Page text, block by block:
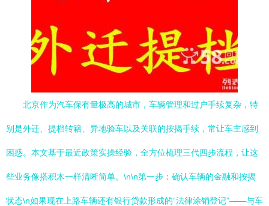
北京作为汽车保有量极高的城市，车辆管理和过户手续复杂，特
别是外迁、提档转籍、异地验车以及关联的按揭手续，常让车主感到
困惑。本文基于最近政策实操经验，全方位梳理三代四步流程，让这
些业务像搭积木一样清晰简单。\n\n第一步：确认车辆的金融和按揭
状态\n如果现在上路车辆还有银行贷款形成的“法律涂销登记”——与车